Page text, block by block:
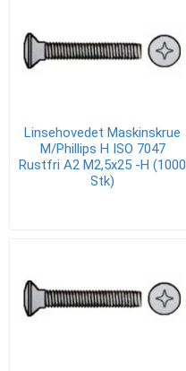
Linsehovedet Maskinskrue
M/Phillips H ISO 7047
Rustfri A2 M2,5x25 -H (1000
Stk)